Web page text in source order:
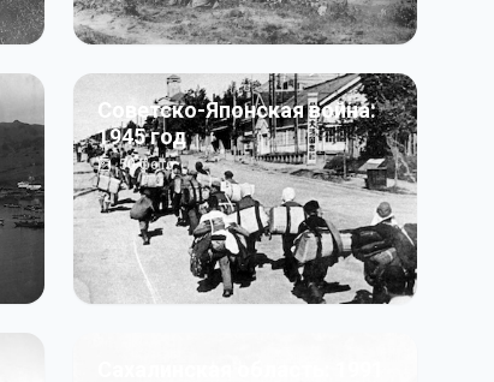
Советско-Японская война:
1945 год
50фото